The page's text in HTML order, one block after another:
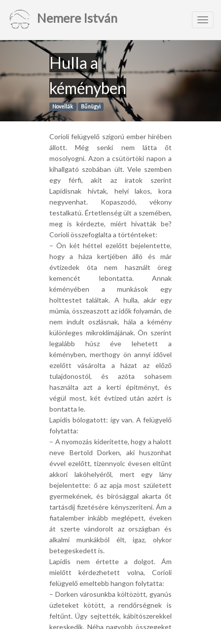
Nemere István
Hulla a
kéményben
Novellák Bűnügyi
Corioli felügyelő szigorú ember hírében
állott. Még senki nem látta őt
mosolyogni. Azon a csütörtöki napon a
kihallgató szobában ült. Vele szemben
egy férfi, akit az iratok szerint
Lapidisnak hívtak, helyi lakos, kora
negyvenhat. Kopaszodó, vékony
testalkatú. Értetlenség ült a szemében,
meg is kérdezte, miért hivatták be?
Corioli összefoglalta a történteket:
– Ön két héttel ezelőtt bejelentette,
hogy a háza kertjében álló és már
évtizedek óta nem használt öreg
kemencét lebontatta. Annak
kéményében a munkások egy
holttestet találtak. A hulla, akár egy
múmia, összeaszott az idők folyamán, de
nem indult oszlásnak, hála a kémény
különleges mikroklimájának. Ön szerint
legalább húsz éve lehetett a
kéményben, merthogy ön annyi idővel
ezelőtt vásárolta a házat az előző
tulajdonostól, és azóta sohasem
használta azt a kerti építményt, és
végül most, két évtized után azért is
bontatta le.
Lapidis bólogatott: így van. A felügyelő
folytatta:
– A nyomozás kiderítette, hogy a halott
neve Bertold Dorken, aki huszonhat
évvel ezelőtt, tizennyolc évesen eltűnt
akkori lakóhelyéről, mert egy lány
bejelentette: ő az apja most született
gyermekének, és bírósággal akarta őt
tartásdíj fizetésére kényszeríteni. Ám a
fiatalember inkább meglépett, éveken
át szerte vándorolt az országban és
alkalmi munkákból élt, igaz, olykor
betegeskedett is.
Lapidis nem értette a dolgot. Ám
mielőtt kérdezhetett volna, Corioli
felügyelő emeltebb hangon folytatta:
– Dorken városunkba költözött, gyanús
üzleteket kötött, a rendőrségnek is
feltűnt. Úgy sejtették, kábitószerekkel
kereskedik. Néha nagyobb összegeket